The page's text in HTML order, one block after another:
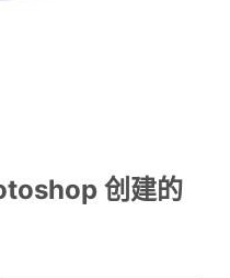
创建的